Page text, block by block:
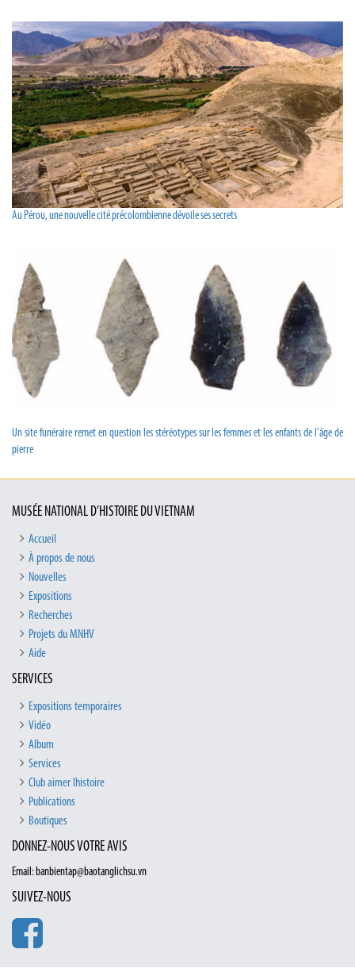
Au Pérou, une nouvelle cité précolombienne dévoile ses secrets
Un site funéraire remet en question les stéréotypes sur les femmes et les enfants de l'âge de
pierre
MUSÉE NATIONAL D’HISTOIRE DU VIETNAM
Accueil
À propos de nous
Nouvelles
Expositions
Recherches
Projets du MNHV
Aide
SERVICES
Expositions temporaires
Vidéo
Album
Services
Club aimer lhistoire
Publications
Boutiques
DONNEZ-NOUS VOTRE AVIS
Email: banbientap@baotanglichsu.vn
SUIVEZ-NOUS